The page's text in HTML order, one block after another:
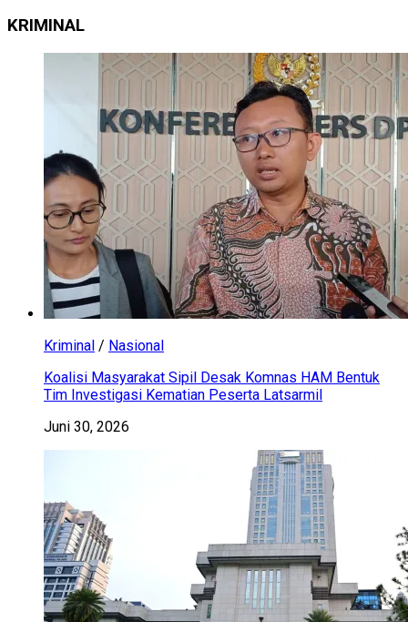
KRIMINAL
Kriminal / Nasional
Koalisi Masyarakat Sipil Desak Komnas HAM Bentuk
Tim Investigasi Kematian Peserta Latsarmil
Juni 30, 2026